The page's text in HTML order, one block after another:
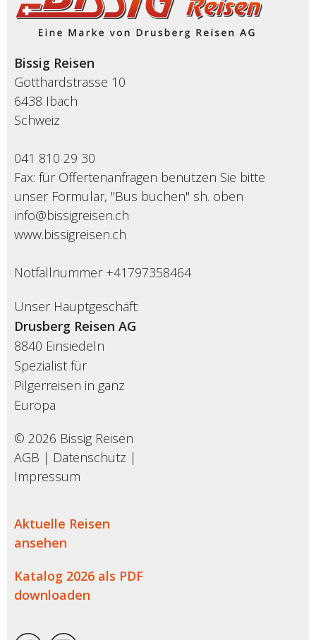
Bissig Reisen
Gotthardstrasse 10
6438 Ibach
Schweiz
041 810 29 30
Fax: für Offertenanfragen benutzen Sie bitte
unser Formular, "Bus buchen" sh. oben
info@bissigreisen.ch
www.bissigreisen.ch
Notfallnummer +41797358464
Unser Hauptgeschäft:
Drusberg Reisen AG
8840 Einsiedeln
Spezialist für
Pilgerreisen in ganz
Europa
© 2026 Bissig Reisen
AGB | Datenschutz |
Impressum
Aktuelle Reisen
ansehen
Katalog 2026 als PDF
downloaden